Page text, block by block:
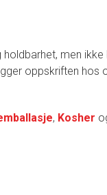
men ikke
oppskriften hos
, Kosher